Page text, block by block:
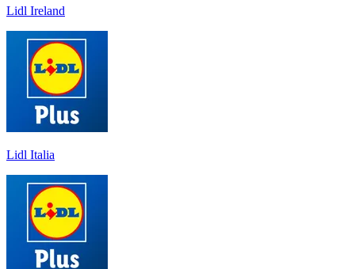
Lidl Ireland
Lidl Italia